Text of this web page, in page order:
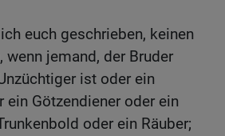
euch geschrieben, keinen
wenn jemand, der Bruder
ist oder ein
ein Götzendiener oder ein
oder ein Räuber;